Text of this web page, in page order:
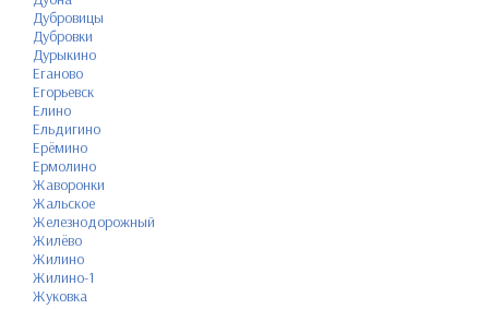
Дубровицы
Дубровки
Дурыкино
Еганово
Егорьевск
Елино
Ельдигино
Ерёмино
Ермолино
Жаворонки
Жальское
Железнодорожный
Жилёво
Жилино
Жилино-1
Жуковка